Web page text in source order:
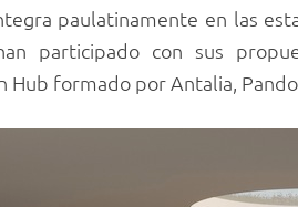
paulatinamente en las
participado con sus
Hub formado por Antalia,